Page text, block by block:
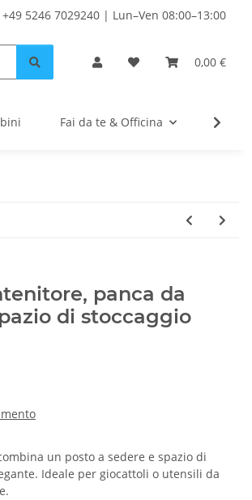
5246 7029240 | Lun–Ven 08:00–13:00
0,00 €
Fai da te & Officina Solare
panca da
di stoccaggio
un posto a sedere e spazio di
Ideale per giocattoli o utensili da